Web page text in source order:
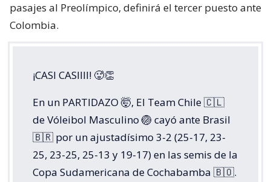
pasajes al Preolímpico, definirá el tercer puesto ante
Colombia.
¡CASI CASIIII! 🥵👏
En un PARTIDAZO 🤯, El Team Chile 🇨🇱
de Vóleibol Masculino 🏐 cayó ante Brasil
🇧🇷 por un ajustadísimo 3-2 (25-17, 23-
25, 23-25, 25-13 y 19-17) en las semis de la
Copa Sudamericana de Cochabamba 🇧🇴.